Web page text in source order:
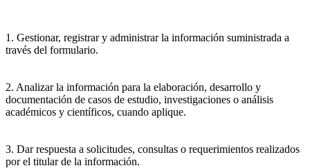
1. Gestionar, registrar y administrar la información suministrada a
través del formulario.
2. Analizar la información para la elaboración, desarrollo y
documentación de casos de estudio, investigaciones o análisis
académicos y científicos, cuando aplique.
3. Dar respuesta a solicitudes, consultas o requerimientos realizados
por el titular de la información.